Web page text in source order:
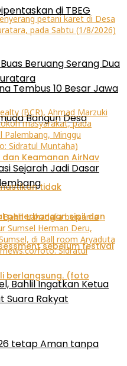
di TBEG
Tembus 10 Besar Jawa
Bangun Desa
tetap Aman tanpa
Beruang Serang Dua
Sejarah Jadi Dasar
Bahlil Ingatkan Ketua
Suara Rakyat